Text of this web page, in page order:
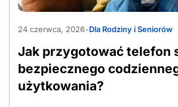
AdobeStock_1565597090
24 czerwca, 2026•Dla Rodziny i Seniorów
Jak przygotować telefon
bezpiecznego
użytkowania?